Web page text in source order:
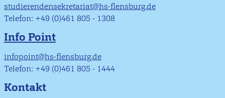
studierendensekretariat@hs-flensburg.de
Telefon: +49 (0)461 805 - 1308
Info Point
infopoint@hs-flensburg.de
Telefon: +49 (0)461 805 - 1444
Kontakt